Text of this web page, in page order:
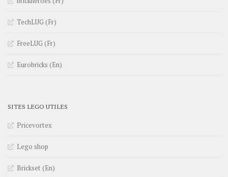
TechLUG (Fr)
FreeLUG (Fr)
Eurobricks (En)
SITES LEGO UTILES
Pricevortex
Lego shop
Brickset (En)